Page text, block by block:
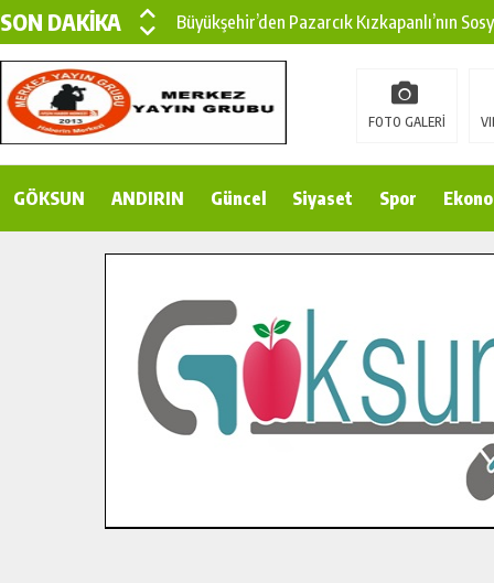
SON DAKİKA
Büyükşehir’den Pazarcık Kızkapanlı’nın
Büyükşehir’den Pazarcık Kırsalına Modern
Çin’den KSÜ’ye Uluslararası Başarı:
Gençler Pusula Maraş Kampında Yeni
İlçe Jandarma Komutanı Karakaya’dan
Bertiz’in Yeni Köprüsünde Sona Doğru.
FOTO GALERİ
GÖKSUN ANDIRIN Güncel Siyaset Spor